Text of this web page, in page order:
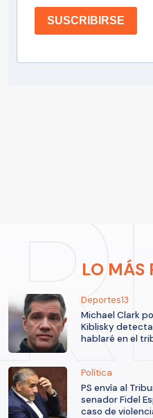
SUSCRIBIRSE
LO MÁS
Deportes13
Michael Clark
Kiblisky
hablaré en el
Política
PS envía al
senador Fidel
caso de